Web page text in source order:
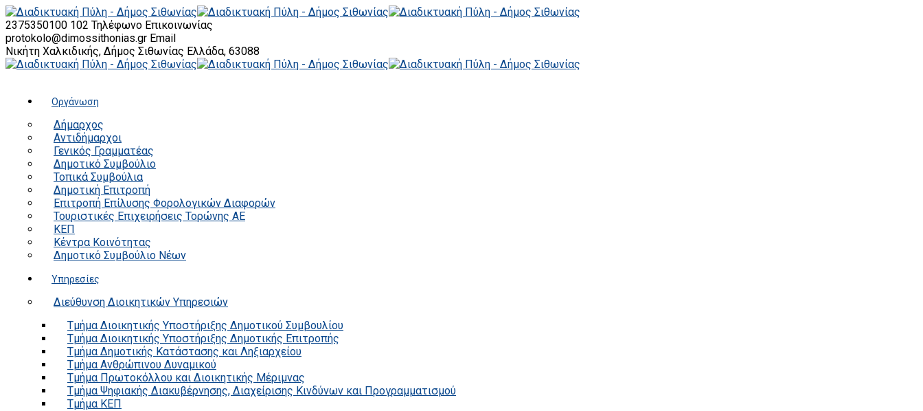
2375350100 102 Τηλέφωνο Επικοινωνίας
protokolo@dimossithonias.gr Email
Νικήτη Χαλκιδικής, Δήμος Σιθωνίας Ελλάδα, 63088
Οργάνωση
Δήμαρχος
Αντιδήμαρχοι
Γενικός Γραμματέας
Δημοτικό Συμβούλιο
Τοπικά Συμβούλια
Δημοτική Επιτροπή
Επιτροπή Επίλυσης Φορολογικών Διαφορών
Τουριστικές Επιχειρήσεις Τορώνης ΑΕ
ΚΕΠ
Κέντρα Κοινότητας
Δημοτικό Συμβούλιο Νέων
Υπηρεσίες
Διεύθυνση Διοικητικών Υπηρεσιών
Τμήμα Διοικητικής Υποστήριξης Δημοτικού Συμβουλίου
Τμήμα Διοικητικής Υποστήριξης Δημοτικής Επιτροπής
Τμήμα Δημοτικής Κατάστασης και Ληξιαρχείου
Τμήμα Ανθρώπινου Δυναμικού
Τμήμα Πρωτοκόλλου και Διοικητικής Μέριμνας
Τμήμα Ψηφιακής Διακυβέρνησης, Διαχείρισης Κινδύνων και Προγραμματισμού
Τμήμα ΚΕΠ